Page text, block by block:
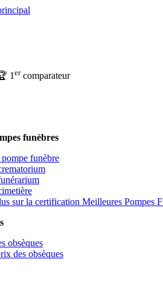
1 ercomparateur
funèbres
funèbre
sur la certification Meilleures Pompes
obsèques
des obsèques